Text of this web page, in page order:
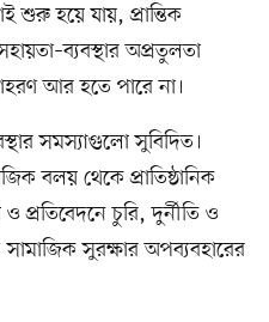
শুরু হয়ে যায়, প্রান্তিক
অপ্রতুলতা
আর হতে পারে না।
সমস্যাগুলো সুবিদিত।
বলয় থেকে প্রাতিষ্ঠানিক
ও প্রতিবেদনে চুরি, দুর্নীতি ও
সুরক্ষার অপব্যবহারের